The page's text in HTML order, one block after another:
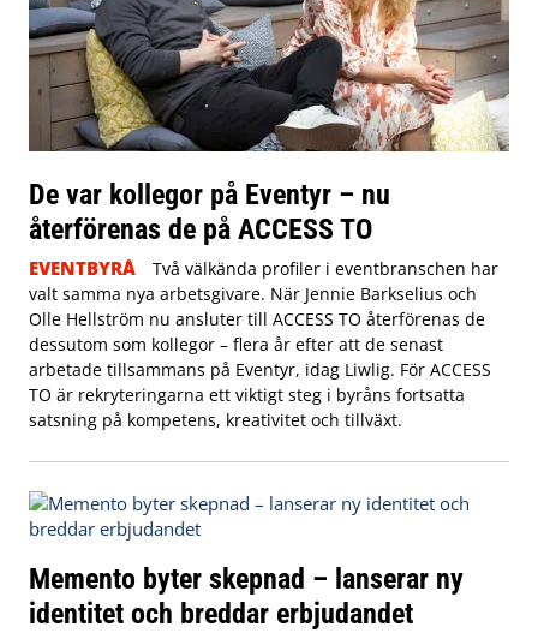
De var kollegor på Eventyr – nu
återförenas de på ACCESS TO
EVENTBYRÅ
Två välkända profiler i eventbranschen har
valt samma nya arbetsgivare. När Jennie Barkselius och
Olle Hellström nu ansluter till ACCESS TO återförenas de
dessutom som kollegor – flera år efter att de senast
arbetade tillsammans på Eventyr, idag Liwlig. För ACCESS
TO är rekryteringarna ett viktigt steg i byråns fortsatta
satsning på kompetens, kreativitet och tillväxt.
Memento byter skepnad – lanserar ny
identitet och breddar erbjudandet